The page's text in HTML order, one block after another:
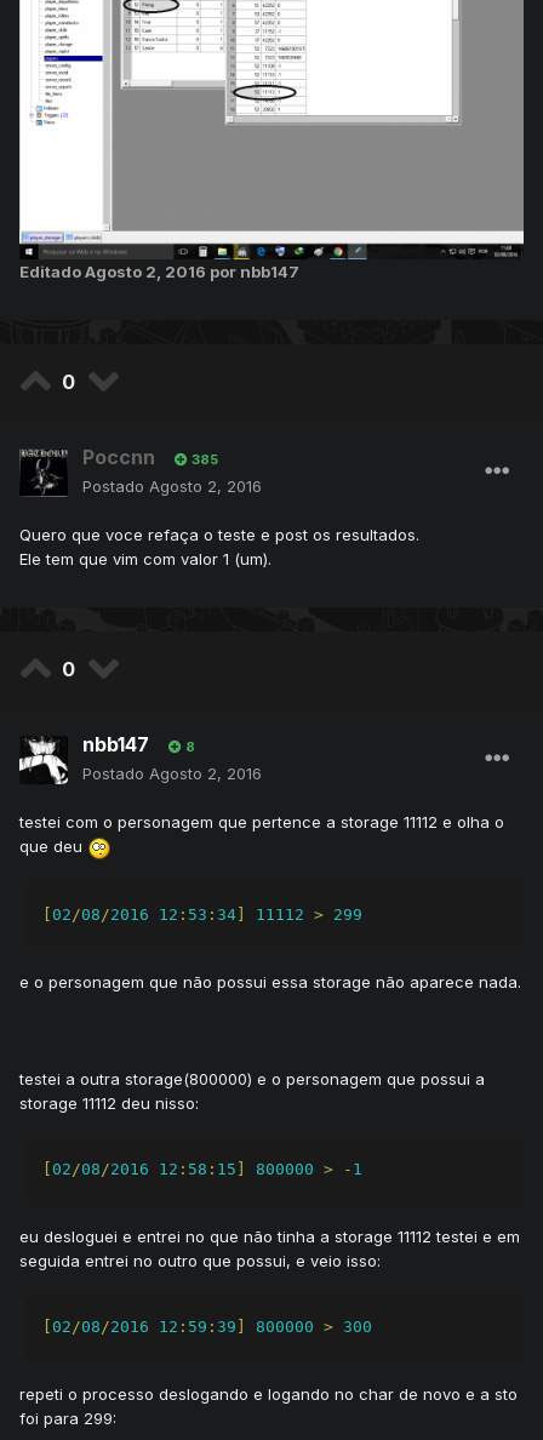
EditadoAgosto 2, 2016 por nbb147
0
Poccnn 385
Postado Agosto 2, 2016
Quero que voce refaça o teste e post os resultados.
Ele tem que vim com valor 1 (um).
0
nbb147 8
Postado Agosto 2, 2016
testei com o personagem que pertence a storage 11112 e olha o
que deu
02 /08 /2016 12 : 53 : 34 11112 > 299
e o personagem que não possui essa storage não aparece nada.
testei a outra storage(800000) e o personagem que possui a
storage 11112 deu nisso:
02 /08 /2016 12 : 58 : 15 800000 > - 1
eu desloguei e entrei no que não tinha a storage 11112 testei e em
seguida entrei no outro que possui, e veio isso:
02 /08 /2016 12 : 59 : 39 800000 > 300
repeti o processo deslogando e logando no char de novo e a sto
foi para 299: